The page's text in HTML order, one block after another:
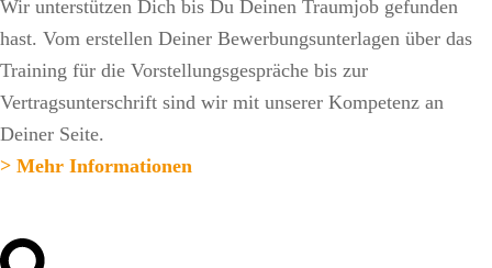
Wir unterstützen Dich bis Du Deinen Traumjob gefunden
hast. Vom erstellen Deiner Bewerbungsunterlagen über das
Training für die Vorstellungsgespräche bis zur
Vertragsunterschrift sind wir mit unserer Kompetenz an
Deiner Seite.
> Mehr Informationen